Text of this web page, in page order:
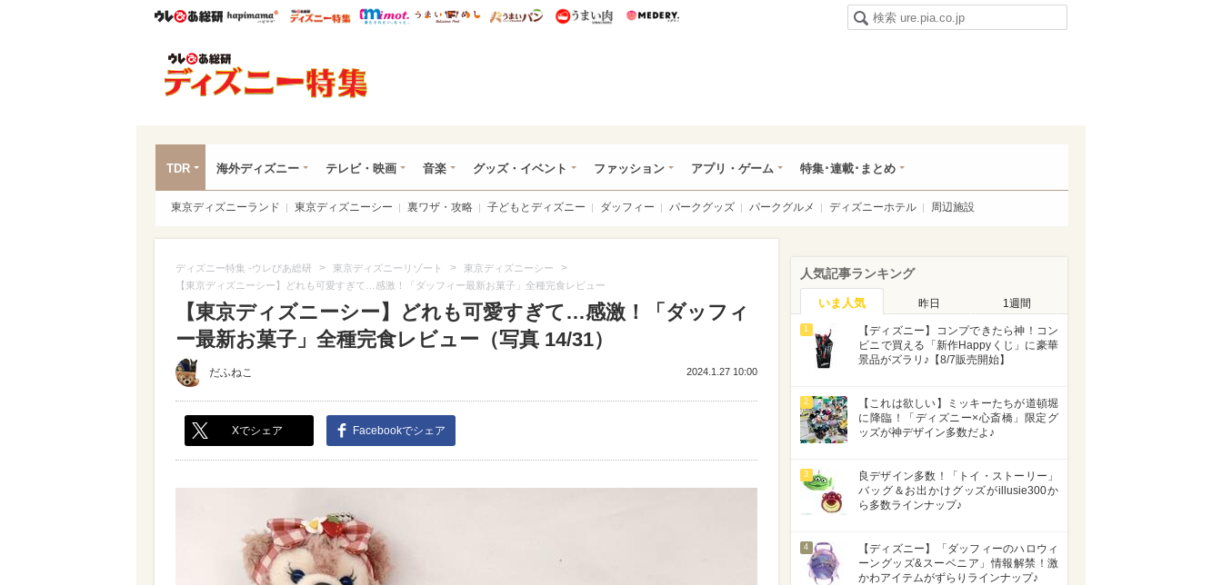
ウレぴあ総研ハピママ* ウレぴあ総研 ディズニー特集
mimot. うまいめし うまいパン うまい肉
TDR 海外ディズニー テレビ・映画 音楽 グッズ・イベント ファッション アプリ・ゲーム 特集･連載･まとめ
東京ディズニーランド 東京ディズニーシー 裏ワザ・攻略 子どもとディズニー ダッフィー パークグッズ パークグルメ ディズニーホテル 周辺施設
ディズニー特集 -ウレぴあ総研 > 東京ディズニーリゾート > 東京ディズニーシー >
【東京ディズニーシー】どれも可愛すぎて…感激！「ダッフィー最新お菓子」全種完食レビュー
【東京ディズニーシー】どれも可愛すぎて…感激！「ダッフィ
ー最新お菓子」全種完食レビュー（写真 14/31）
だふねこ 2024.1.27 10:00
Xでシェア Facebookでシェア
人気記事ランキング
いま人気 昨日 1週間
1
【ディズニー】コンプできたら神！コン
ビニで買える「新作Happyくじ」に豪華
景品がズラリ♪【8/7販売開始】
2
【これは欲しい】ミッキーたちが道頓堀
に降臨！「ディズニー×心斎橋」限定グ
ッズが神デザイン多数だよ♪
3
良デザイン多数！「トイ・ストーリー」
バッグ＆お出かけグッズがillusie300か
ら多数ラインナップ♪
4
【ディズニー】「ダッフィーのハロウィ
ーングッズ&スーベニア」情報解禁！激
かわアイテムがずらりラインナップ♪